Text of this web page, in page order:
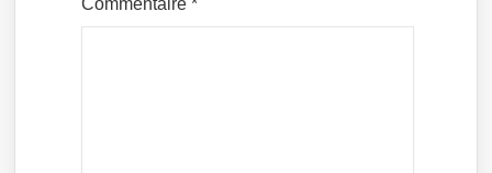
Commentaire*